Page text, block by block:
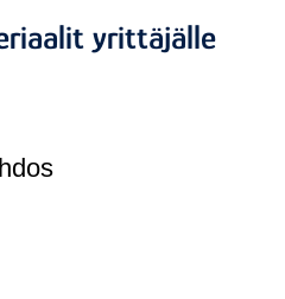
yrittäjälle